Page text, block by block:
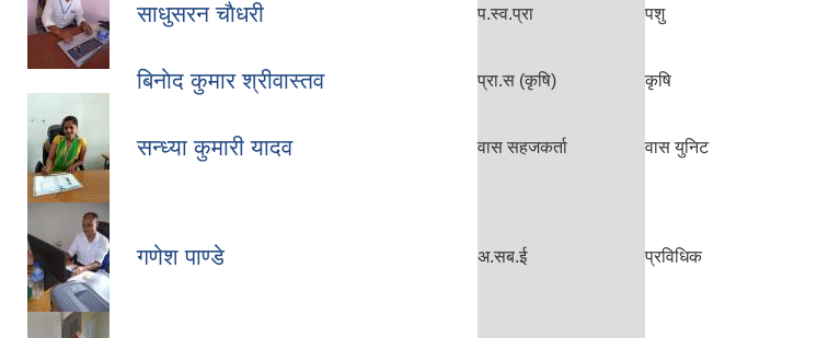
साधुसरन चाैधरी प.स्व.प्रा पशु
बिनाेद कुमार श्रीवास्तव प्रा.स (कृषि) कृषि
सन्ध्या कुमारी यादव वास सहजकर्ता वास युनिट
गणेश पाण्डे अ.सब.ई प्रविधिक